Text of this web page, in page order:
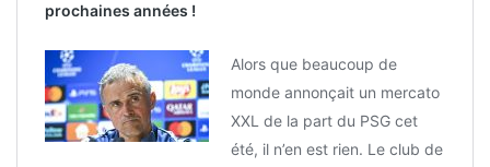
prochaines années !
Alors que beaucoup de
monde annonçait un mercato
XXL de la part du PSG cet
été, il n’en est rien. Le club de